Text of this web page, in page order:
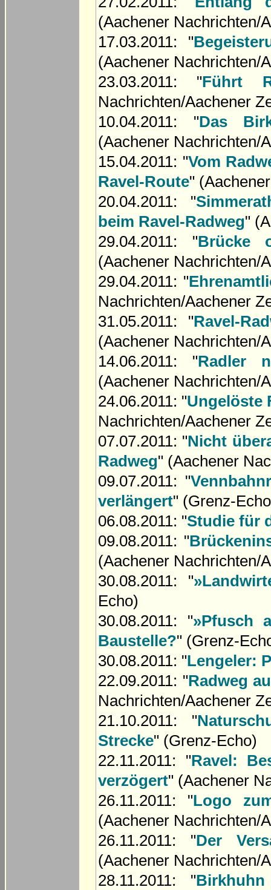
(Aachener Nachrichten/
17.03.2011: "
(Aachener Nachrichten/
23.03.2011: "Führt
Nachrichten/Aachener
10.04.2011: "Das
(Aachener Nachrichten/
15.04.2011: "Vom
Ravel-Route"
20.04.2011: "
beim Ravel-Radweg"
29.04.2011: "Brücke
(Aachener Nachrichten/
29.04.2011: "
Nachrichten/Aachener
31.05.2011: "Ravel-
(Aachener Nachrichten/
14.06.2011: "Radler
(Aachener Nachrichten/
24.06.2011: "Ungelöste
Nachrichten/Aachener
07.07.2011: "Nicht
Radweg" (Aachener
09.07.2011: "
verlängert" (Grenz-
06.08.2011: "Studie für
09.08.2011: "
(Aachener Nachrichten/
30.08.2011: "
Echo)
30.08.2011: "»Pfusch
Baustelle?" (Grenz-
30.08.2011: "Lengeler:
22.09.2011: "Radweg
Nachrichten/Aachener
21.10.2011: "
Strecke" (Grenz-Echo)
22.11.2011: "Ravel:
verzögert" (Aachener
26.11.2011: "Logo
(Aachener Nachrichten/
26.11.2011: "Der
(Aachener Nachrichten/
28.11.2011: "